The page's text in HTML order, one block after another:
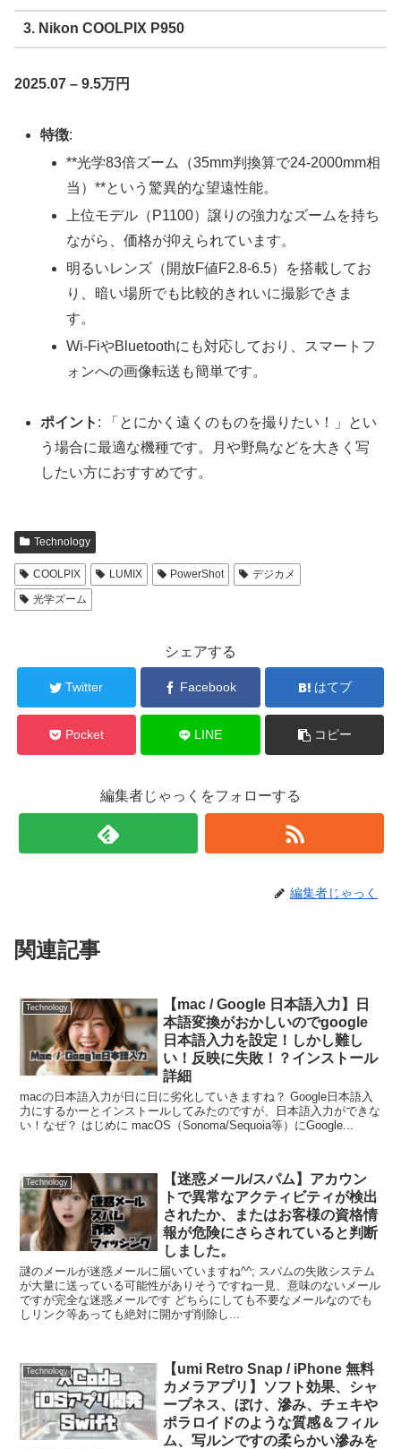
3. Nikon COOLPIX P950
2025.07 – 9.5万円
特徴:
**光学83倍ズーム（35mm判換算で24-2000mm相
当）**という驚異的な望遠性能。
上位モデル（P1100）譲りの強力なズームを持ち
ながら、価格が抑えられています。
明るいレンズ（開放F値F2.8-6.5）を搭載してお
り、暗い場所でも比較的きれいに撮影できま
す。
Wi-FiやBluetoothにも対応しており、スマートフ
ォンへの画像転送も簡単です。
ポイント : 「とにかく遠くのものを撮りたい！」とい
う場合に最適な機種です。月や野鳥などを大きく写
したい方におすすめです。
Technology
COOLPIX LUMIX PowerShot
デジカメ
光学ズーム
シェアする
Twitter Facebook はてブ
Pocket LINE コピー
編集者じゃっくをフォローする
編集者じゃっく
関連記事
Technology
【mac / Google 日本語入力】日
本語変換がおかしいのでgoogle
日本語入力を設定！しかし難し
い！反映に失敗！？インストール
詳細
macの日本語入力が日に日に劣化していきますね？ Google日本語入
力にするかーとインストールしてみたのですが、日本語入力ができな
い！なぜ？ はじめに macOS（Sonoma/Sequoia等）にGoogle...
Technology
【迷惑メール/スパム】アカウン
トで異常なアクティビティが検出
されたか、またはお客様の資格情
報が危険にさらされていると判断
しました。
謎のメールが迷惑メールに届いていますね^^; スパムの失敗システム
が大量に送っている可能性がありそうですね一見、意味のないメール
ですが完全な迷惑メールです どちらにしても不要なメールなのでも
しリンク等あっても絶対に開かず削除し...
Technology
【umi Retro Snap / iPhone 無料
カメラアプリ】ソフト効果、シャ
ープネス、ぼけ、滲み、チェキや
ポラロイドのような質感＆フィル
ム、写ルンですの柔らかい滲みを